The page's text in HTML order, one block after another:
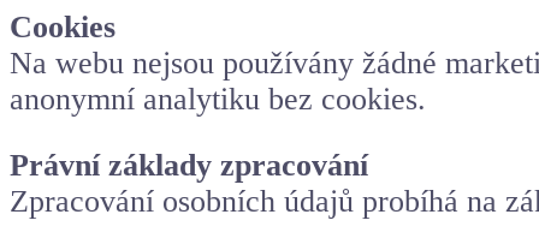
Cookies
Na webu nejsou používány žádné
anonymní analytiku bez cookies.
Právní základy zpracování
Zpracování osobních údajů probíhá na